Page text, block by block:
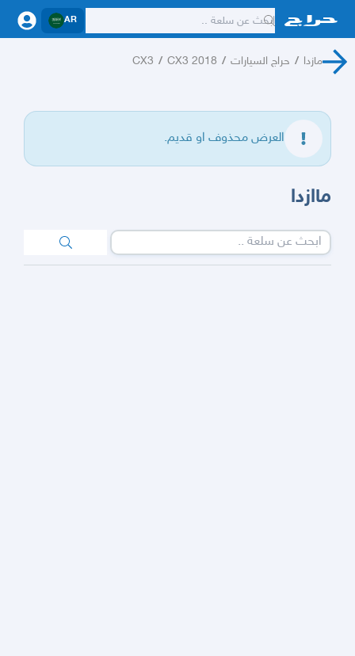
AR
مازدا / حراج السيارات /
CX3 2018
/
CX3
العرض محذوف او قديم.
ماازدا